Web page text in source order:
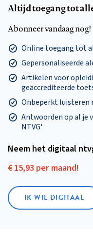
Altijd toegang tot
Abonneer vandaag nog!
Online toegang tot
Gepersonaliseerde
Artikelen voor
geaccrediteerde
Onbeperkt luisteren
Antwoorden op al je
NTVG'
Neem het digitaal
€ 15,93 per maand!
IK WIL DIGITAAL